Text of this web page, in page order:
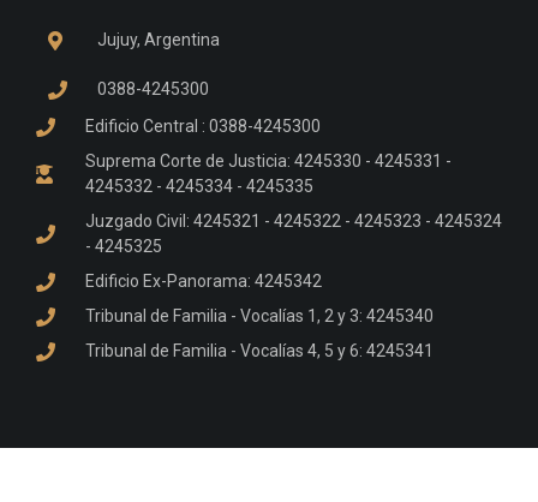
Jujuy, Argentina
0388-4245300
Edificio Central : 0388-4245300
Suprema Corte de Justicia: 4245330 - 4245331 -
4245332 - 4245334 - 4245335
Juzgado Civil: 4245321 - 4245322 - 4245323 - 4245324
- 4245325
Edificio Ex-Panorama: 4245342
Tribunal de Familia - Vocalías 1, 2 y 3: 4245340
Tribunal de Familia - Vocalías 4, 5 y 6: 4245341